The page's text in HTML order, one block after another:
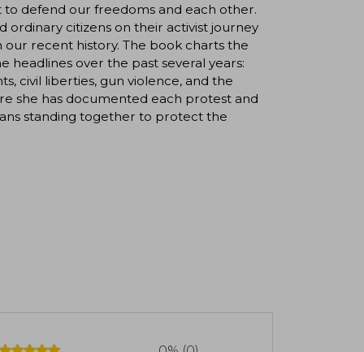
defend our freedoms and each other.
ordinary citizens on their activist journey
recent history. The book charts the
over the past several years:
civil liberties, gun violence, and the
she has documented each protest and
standing together to protect the